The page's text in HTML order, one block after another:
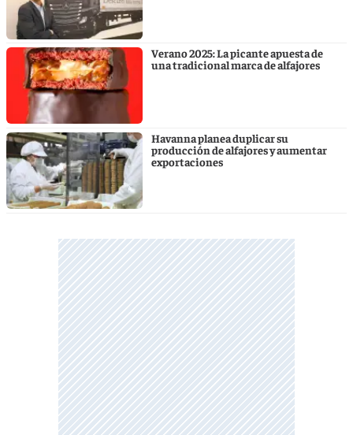
Verano 2025: La picante apuesta de
una tradicional marca de alfajores
Havanna planea duplicar su
producción de alfajores y aumentar
exportaciones